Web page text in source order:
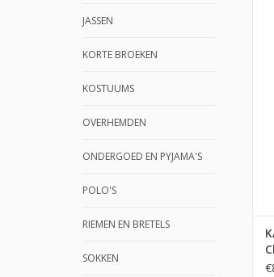
JASSEN
KORTE BROEKEN
KOSTUUMS
OVERHEMDEN
ONDERGOED EN PYJAMA'S
POLO'S
RIEMEN EN BRETELS
SOKKEN